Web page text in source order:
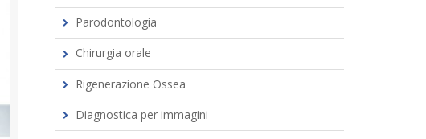
Parodontologia
Chirurgia orale
Rigenerazione Ossea
Diagnostica per immagini